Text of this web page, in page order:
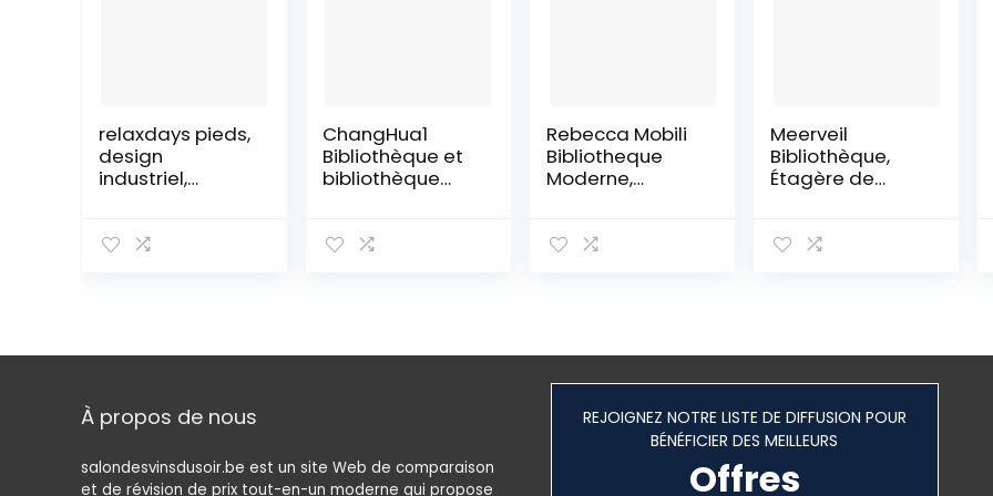
relaxdays pieds,
design
industriel,
180x50x35 cm,
ChangHua1
Bibliothèque et
bibliothèque
pour livres,
Rebecca Mobili
Bibliotheque
Moderne,
Style Moderne,
172,5 x 60 x 24
cm (HxLxL) – Art.
Meerveil
Bibliothèque,
Étagère de
à 5 Niveaux en
Salon, Chambre
à Coucher,
145 cm, Marron
À propos de nous
salondesvinsdusoir.be est un site Web de comparaison
et de révision de prix tout-en-un moderne qui propose
REJOIGNEZ NOTRE LISTE DE DIFFUSION POUR
BÉNÉFICIER DES MEILLEURS
Offres